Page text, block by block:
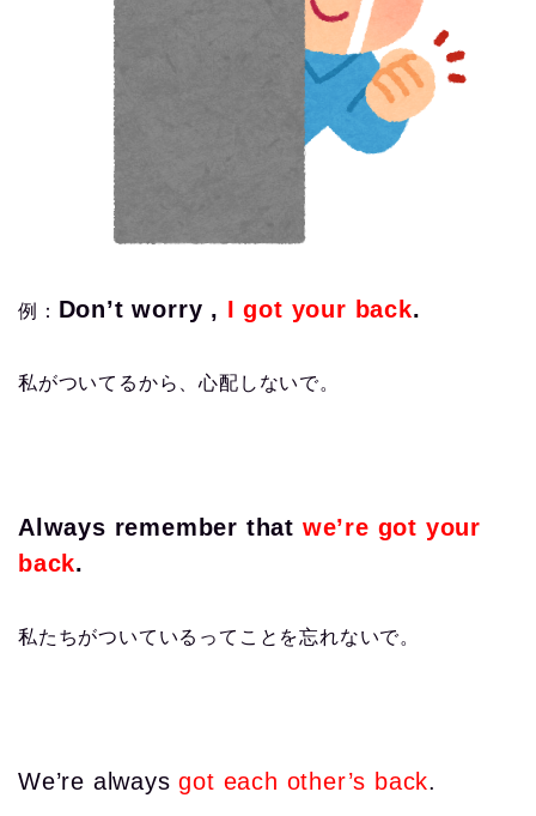
例： Don’t worry , I got your back.
私がついてるから、心配しないで。
Always remember that we’re got your
back.
私たちがついているってことを忘れないで。
We’re always got each other’s back.